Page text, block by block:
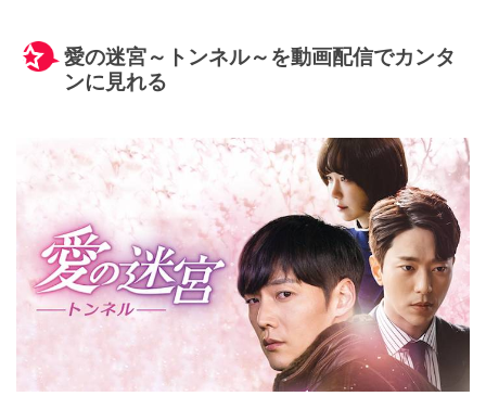
愛の迷宮～トンネル～を動画配信でカンタ
ンに見れる